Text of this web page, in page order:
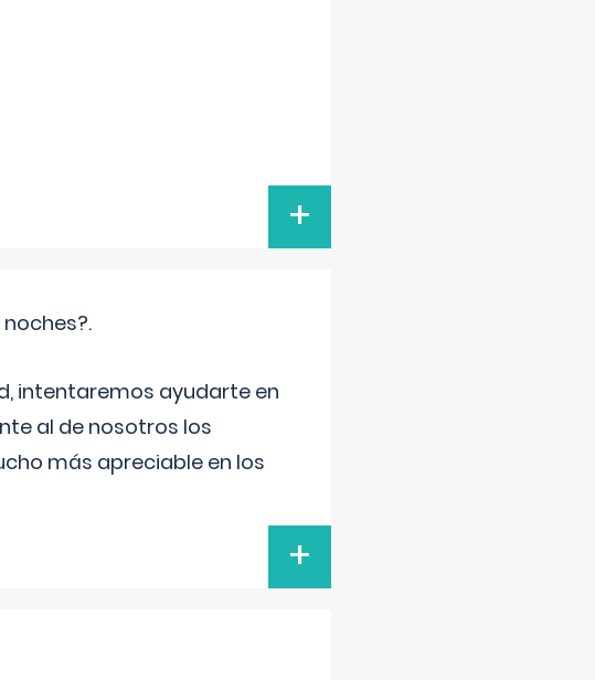
+
intentaremos ayudarte en
al de nosotros los
más apreciable en los
+